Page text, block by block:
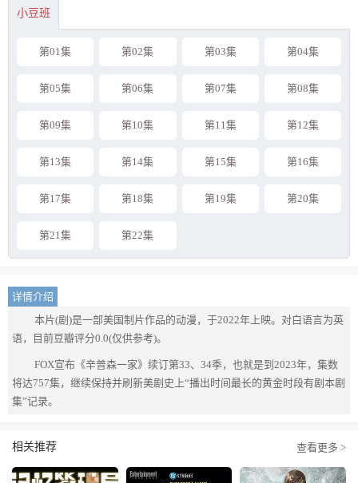
小豆班
第01集 第02集 第03集 第04集
第05集 第06集 第07集 第08集
第09集 第10集 第11集 第12集
第13集 第14集 第15集 第16集
第17集 第18集 第19集 第20集
第21集 第22集
详情介绍
本片(剧)是一部美国制片作品的动漫，于2022年上映。对白语言为英
语，目前豆瓣评分0.0(仅供参考)。
FOX宣布《辛普森一家》续订第33、34季，也就是到2023年，集数
将达757集，继续保持并刷新美剧史上“播出时间最长的黄金时段有剧本剧
集”记录。
相关推荐 查看更多 >